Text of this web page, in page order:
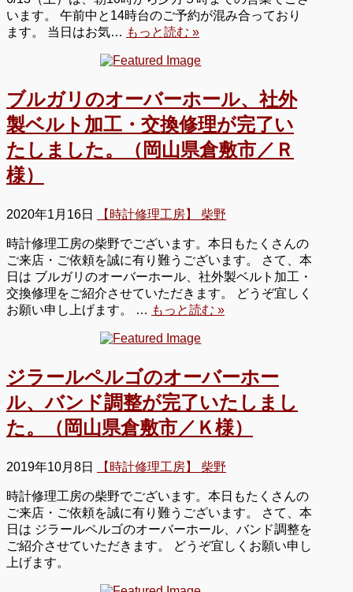
います。 午前中と14時台のご予約が混み合っており
ます。 当日はお気… もっと読む »
ブルガリのオーバーホール、社外
製ベルト加工・交換修理が完了い
たしました。（岡山県倉敷市／Ｒ
様）
2020年1月16日 【時計修理工房】 柴野
時計修理工房の柴野でございます。本日もたくさんの
ご来店・ご依頼を誠に有り難うございます。 さて、本
日は ブルガリのオーバーホール、社外製ベルト加工・
交換修理をご紹介させていただきます。 どうぞ宜しく
お願い申し上げます。 … もっと読む »
ジラールペルゴのオーバーホー
ル、バンド調整が完了いたしまし
た。（岡山県倉敷市／Ｋ様）
2019年10月8日 【時計修理工房】 柴野
時計修理工房の柴野でございます。本日もたくさんの
ご来店・ご依頼を誠に有り難うございます。 さて、本
日は ジラールペルゴのオーバーホール、バンド調整を
ご紹介させていただきます。 どうぞ宜しくお願い申し
上げます。